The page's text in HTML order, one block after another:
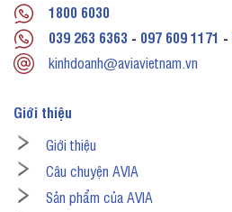
1800 6030
039 263 6363 - 097 609 1171 -
kinhdoanh@aviavietnam.vn
Giới thiệu
Giới thiệu
Câu chuyện AVIA
Sản phẩm của AVIA